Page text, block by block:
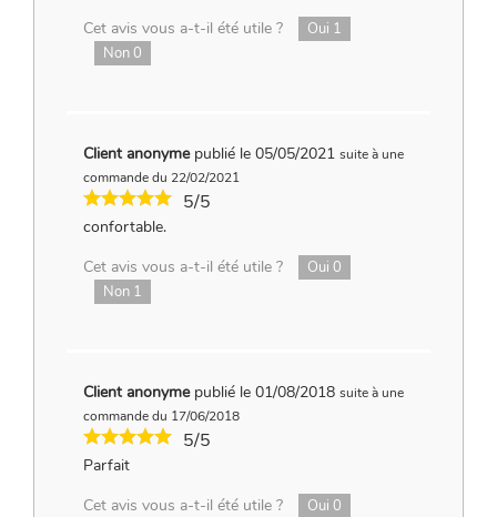
Cet avis vous a-t-il été utile ?
Oui 1
Non0
Client anonyme publié le 05/05/2021 suite à une
commande du 22/02/2021
5/5
confortable.
Cet avis vous a-t-il été utile ?
Oui 0
Non 1
Client anonyme publié le 01/08/2018 suite à une
commande du 17/06/2018
5/5
Parfait
Cet avis vous a-t-il été utile ?
Oui 0